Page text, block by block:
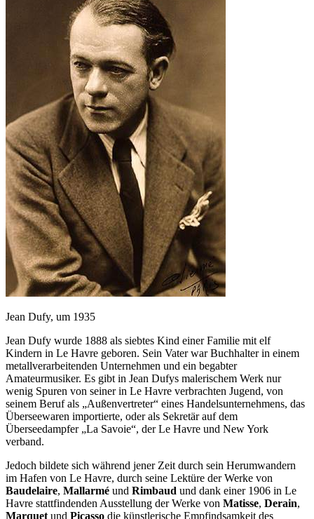
Jean Dufy, um 1935
Jean Dufy wurde 1888 als siebtes Kind einer Familie mit elf
Kindern in Le Havre geboren. Sein Vater war Buchhalter in einem
metallverarbeitenden Unternehmen und ein begabter
Amateurmusiker. Es gibt in Jean Dufys malerischem Werk nur
wenig Spuren von seiner in Le Havre verbrachten Jugend, von
seinem Beruf als „Außenvertreter“ eines Handelsunternehmens, das
Überseewaren importierte, oder als Sekretär auf dem
Überseedampfer „La Savoie“, der Le Havre und New York
verband.
Jedoch bildete sich während jener Zeit durch sein Herumwandern
im Hafen von Le Havre, durch seine Lektüre der Werke von
Baudelaire, Mallarmé und Rimbaud und dank einer 1906 in Le
Havre stattfindenden Ausstellung der Werke von Matisse, Derain,
Marquet und Picasso die künstlerische Empfindsamkeit des